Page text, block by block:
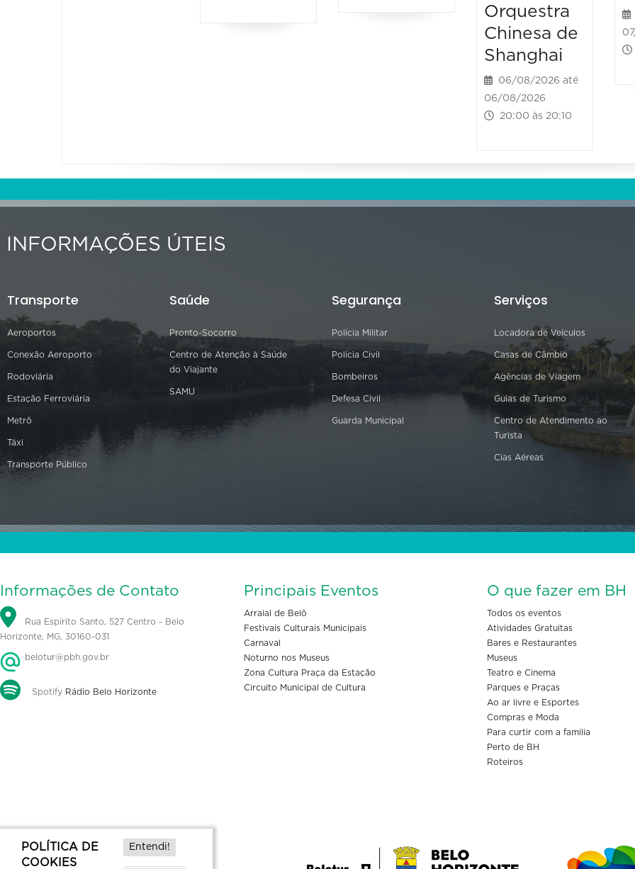
Orquestra
Chinesa de
Shanghai
06/08/2026 até
06/08/2026
20:00 às 20:10
INFORMAÇÕES ÚTEIS
Transporte
Aeroportos
Conexão Aeroporto
Rodoviária
Estação Ferroviária
Metrô
Táxi
Transporte Público
Saúde
Pronto-Socorro
Centro de Atenção à Saúde
do Viajante
SAMU
Segurança
Polícia Militar
Polícia Civil
Bombeiros
Defesa Civil
Guarda Municipal
Serviços
Locadora de Veículos
Casas de Câmbio
Agências de Viagem
Guias de Turismo
Centro de Atendimento ao
Turista
Cias Aéreas
Informações de Contato
Rua Espírito Santo, 527 Centro - Belo
Horizonte, MG, 30160-031
belotur@pbh.gov.br
Spotify Rádio Belo Horizonte
Principais Eventos
Arraial de Belô
Festivais Culturais Municipais
Carnaval
Noturno nos Museus
Zona Cultura Praça da Estação
Circuito Municipal de Cultura
O que fazer em BH
Todos os eventos
Atividades Gratuitas
Bares e Restaurantes
Museus
Teatro e Cinema
Parques e Praças
Ao ar livre e Esportes
Compras e Moda
Para curtir com a familia
Perto de BH
Roteiros
POLÍTICA DE
COOKIES
Entendi!